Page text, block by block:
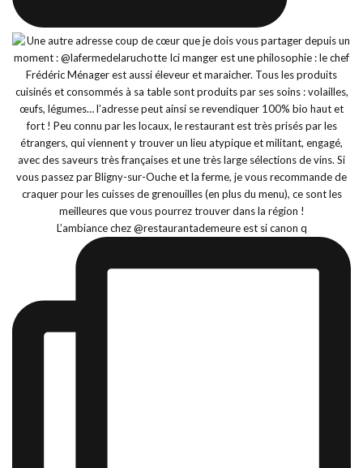
L’ambiance chez @restaurantademeure est si canon q